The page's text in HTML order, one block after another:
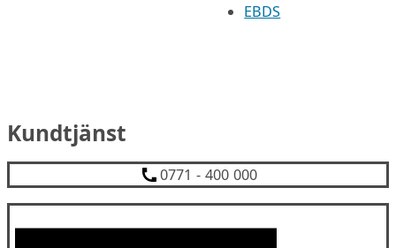
EBDS
Kundtjänst
0771 - 400 000